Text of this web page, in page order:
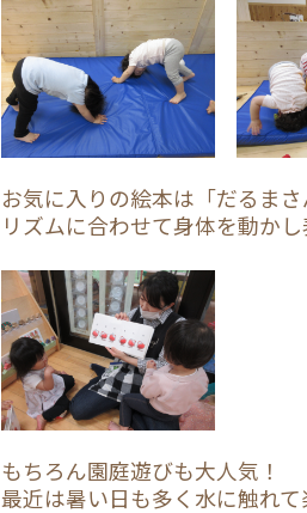
お気に入りの絵本は「だるま
リズムに合わせて身体を動か
もちろん園庭遊びも大人気！
最近は暑い日も多く水に触れ